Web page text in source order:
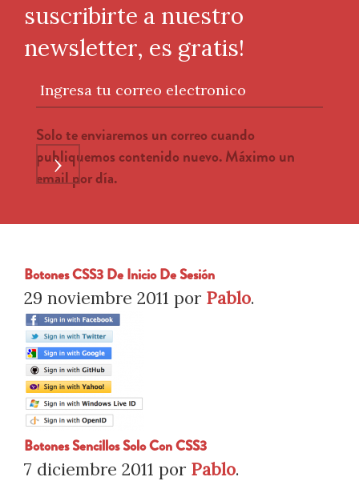
suscribirte a nuestro
newsletter, es gratis!
Ingresa tu correo electronico
Solo te enviaremos un correo cuando
publiquemos contenido nuevo. Máximo un
email por día.
›
Botones CSS3 De Inicio De Sesión
29 noviembre 2011 por Pablo.
Botones Sencillos Solo Con CSS3
7 diciembre 2011 por Pablo.